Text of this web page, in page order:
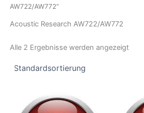
AW722/AW772“
Acoustic Research AW722/AW772
Alle 2 Ergebnisse werden angezeigt